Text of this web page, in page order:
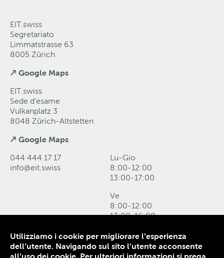
EIT.swiss
Segretariato
Limmatstrasse 63
8005 Zürich
↗ Google Maps
EIT.swiss
Sede d'esame
Vulkanplatz 3
8048 Zürich-Altstetten
↗ Google Maps
044 444 17 17
info@eit swiss
Lu-Gio
8:00-12:00
13:00-17:00
Ve
8:00-12:00
13:00-16:00
Come raggiungerci e form di contatto
Protezione dei dati
Utilizziamo i cookie per migliorare l’esperienza
dell’utente. Navigando sul sito l’utente acconsente
all’uso dei cookie. Per ulteriori informazioni si prega